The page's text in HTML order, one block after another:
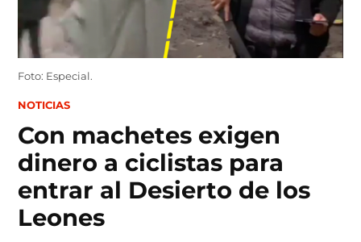
Foto: Especial.
POSTED
NOTICIAS
Con machetes exigen
dinero a ciclistas para
entrar al Desierto de los
Leones